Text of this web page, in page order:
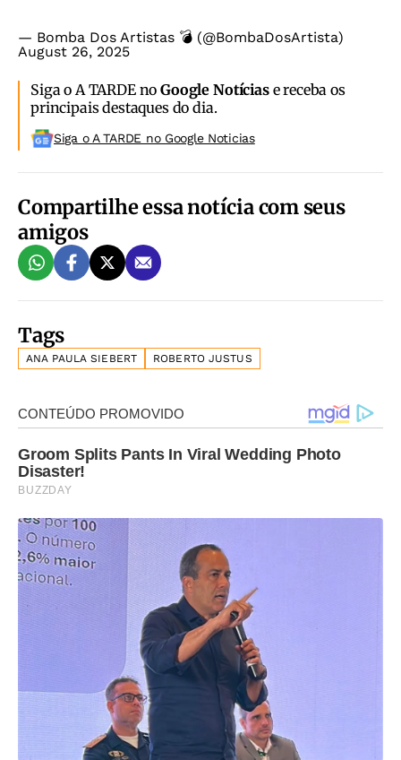
— Bomba Dos Artistas 💣 (@BombaDosArtista)
August 26, 2025
Siga o A TARDE noGoogle Notíciase receba os
principais destaques do dia.
Siga o A TARDE no Google Noticias
Compartilhe essa notícia com seus
amigos
Tags
ANA PAULA SIEBERT ROBERTO JUSTUS